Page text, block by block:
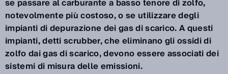
se passare al carburante a basso tenore di zolfo,
notevolmente più costoso, o se utilizzare degli
impianti di depurazione dei gas di scarico. A questi
impianti, detti scrubber, che eliminano gli ossidi di
zolfo dai gas di scarico, devono essere associati dei
sistemi di misura delle emissioni.